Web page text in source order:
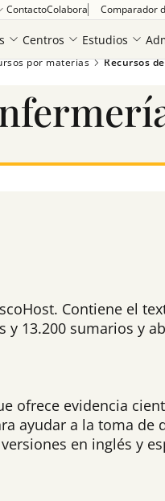
ContactoColabora Comparador
Centros Estudios
por materias Recursos
Contiene el
y 13.200 sumarios y
ofrece evidencia
ayudar a la toma
en inglés y